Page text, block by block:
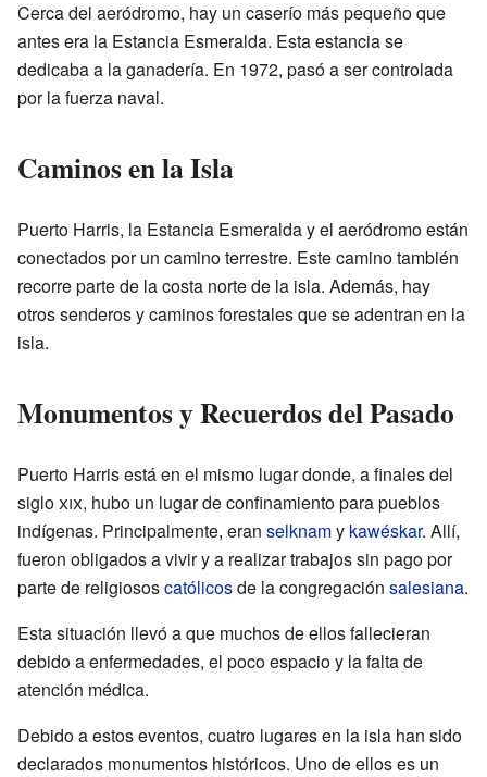
Cerca del aeródromo, hay un caserío más pequeño que
antes era la Estancia Esmeralda. Esta estancia se
dedicaba a la ganadería. En 1972, pasó a ser controlada
por la fuerza naval.
Caminos en la Isla
Puerto Harris, la Estancia Esmeralda y el aeródromo están
conectados por un camino terrestre. Este camino también
recorre parte de la costa norte de la isla. Además, hay
otros senderos y caminos forestales que se adentran en la
isla.
Monumentos y Recuerdos del Pasado
Puerto Harris está en el mismo lugar donde, a finales del
sigloxix, hubo un lugar de confinamiento para pueblos
indígenas. Principalmente, eran selknamy kawéskar. Allí,
fueron obligados a vivir y a realizar trabajos sin pago por
parte de religiososcatólicosde la congregación salesiana.
Esta situación llevó a que muchos de ellos fallecieran
debido a enfermedades, el poco espacio y la falta de
atención médica.
Debido a estos eventos, cuatro lugares en la isla han sido
declarados monumentos históricos. Uno de ellos es un